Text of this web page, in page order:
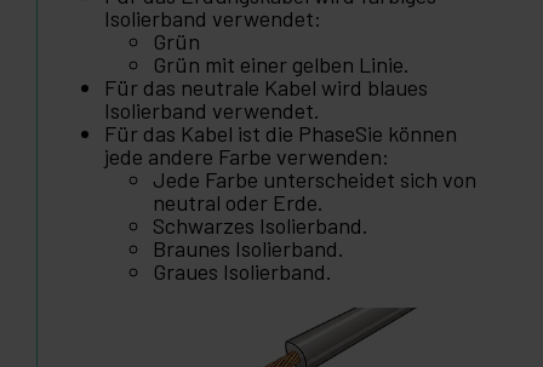
Isolierband verwendet:
Grün
Grün mit einer gelben Linie.
Für das neutrale Kabel wird blaues
Isolierband verwendet.
Für das Kabel ist die PhaseSie können
jede andere Farbe verwenden:
Jede Farbe unterscheidet sich von
neutral oder Erde.
Schwarzes Isolierband.
Braunes Isolierband.
Graues Isolierband.